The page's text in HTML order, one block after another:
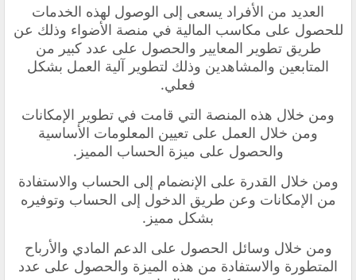
العديد من الأفراد يسعى إلى الوصول لهذه الخدمات
للحصول على مكاسب المالية في منصة الأضواء وذلك عن
طريق تطوير المعايير والحصول على عدد كبير من
المتابعين والمشاهدين وذلك لتطوير آلية العمل بشكل
فعلي.
ومن خلال هذه المنصة التي قامت في تطوير الإمكانات
ومن خلال العمل على تعيين المعلومات الأساسية
والحصول على ميزة الحساب المميز.
ومن خلال القدرة على الإنضمام إلى الحساب والاستفادة
من الإمكانات وعن طريق الدخول إلى الحساب وتوفيره
بشكل مميز.
ومن خلال وسائل الحصول على الدعم المادي والأرباح
المتطورة والاستفادة من هذه الميزة والحصول على عدد